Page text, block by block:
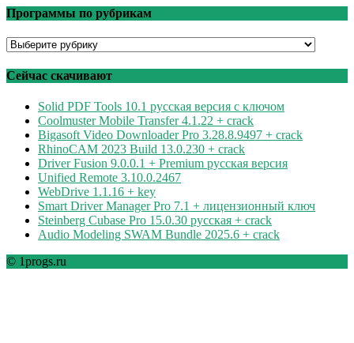
Программы по рубрикам
Программы
рубрикам
Сейчас скачивают
Solid PDF Tools 10.1 русская версия с ключом
Coolmuster Mobile Transfer 4.1.22 + crack
Bigasoft Video Downloader Pro 3.28.8.9497 + crack
RhinoCAM 2023 Build 13.0.230 + crack
Driver Fusion 9.0.0.1 + Premium русская версия
Unified Remote 3.10.0.2467
WebDrive 1.1.16 + key
Smart Driver Manager Pro 7.1 + лицензионный ключ
Steinberg Cubase Pro 15.0.30 русская + crack
Audio Modeling SWAM Bundle 2025.6 + crack
© 1progs.ru